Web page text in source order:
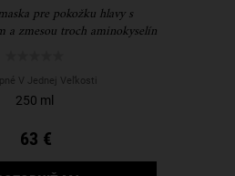
pre pokožku hlavy s
a zmesou troch aminokyselín
V Jednej Veľkosti
250 ml
63 €